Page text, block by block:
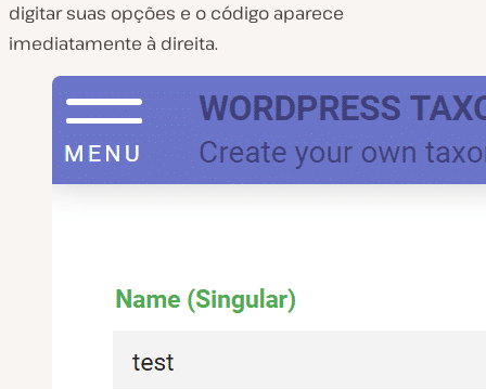
digitar suas opções e o código aparece
imediatamente à direita.